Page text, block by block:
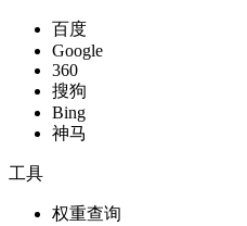
百度
Google
360
搜狗
Bing
神马
工具
权重查询